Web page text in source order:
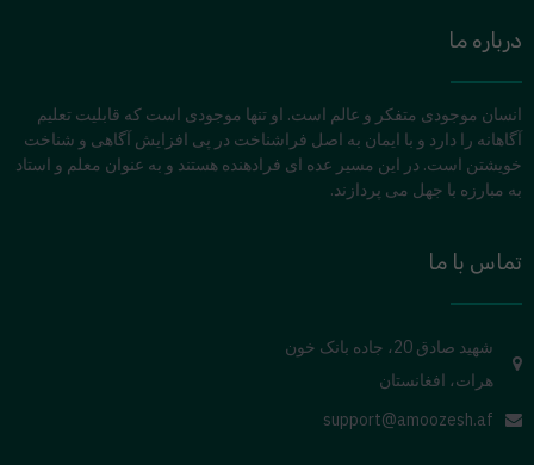
درباره ما
انسان موجودی متفکر و عالم است. او تنها موجودی است که قابلیت تعلیم
آگاهانه را دارد و با ایمان به اصل فراشناخت در پی افزایش آگاهی و شناخت
خویشتن است. در این مسیر عده ای فرادهنده هستند و به عنوان معلم و استاد
به مبارزه با جهل می پردازند.
تماس با ما
شهید صادق 20، جاده بانک خون
هرات، افغانستان
support@amoozesh.af